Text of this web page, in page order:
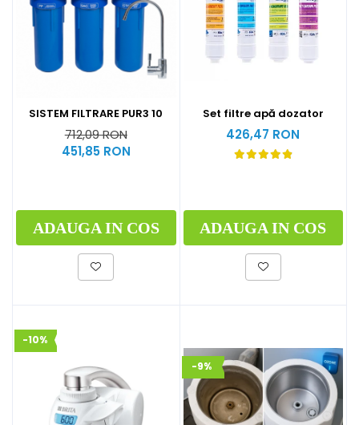
SISTEM FILTRARE PUR3 10
712,09 RON
451,85 RON
ADAUGA IN COS
Set filtre apă dozator
426,47 RON
ADAUGA IN COS
-10%
-9%